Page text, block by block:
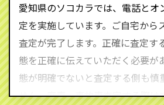
590-870）までお問い合わせ下さ
査定・ご相談・見積もりはすべて
心してお問い合わせください。
愛知県のソコカラでは、電話とオ
定を実施しています。ご自宅から
査定が完了します。正確に査定す
態を正確に伝えていただく必要が
態が明確でないと査定する側も慎
せん。廃車・事故車査定する際は